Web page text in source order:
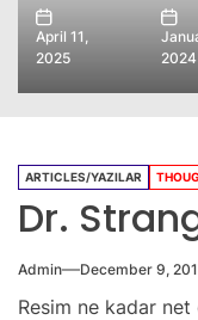
April 11,
2025
2024
ARTICLES/YAZILAR
Dr.
Admin December 9,
Resim ne kadar